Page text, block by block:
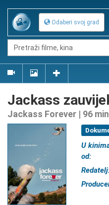
Odaberi svoj grad
Jackass
Jackass Forever | 96
U
od: